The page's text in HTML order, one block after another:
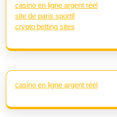
casino en ligne argent réel
site de paris sportif
crypto betting sites
casino en ligne argent réel